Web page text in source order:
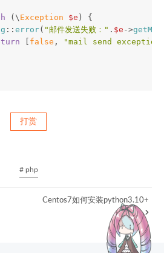
(\ Exception $e ) {
:: error( "邮件发送失败：" . $e ->
false ,
"mail send exception
打赏
# php
Centos7如何安装python3.10+